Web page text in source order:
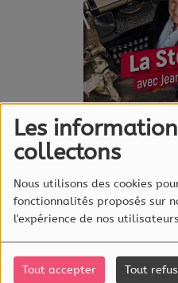
Les
collectons
Nous utilisons des cookies
fonctionnalités proposés sur
l'expérience de nos
Tout accepter Tout
Écouter le
l'exposition
the Radio
semaine
Story» de